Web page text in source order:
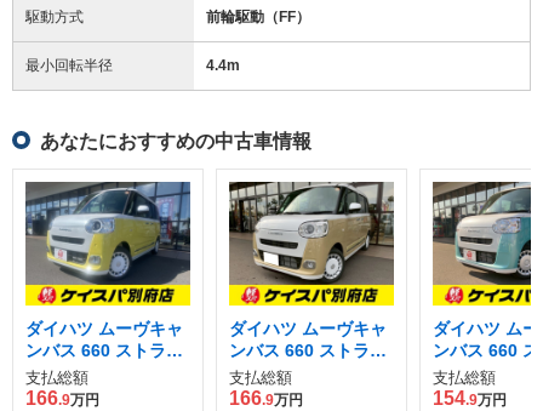
駆動方式 前輪駆動（FF）
最小回転半径 4.4m
あなたにおすすめの中古車情報
ダイハツ ムーヴキャ
ンバス 660 ストライ
プス G
支払総額
166.9万円
ダイハツ ムーヴキャ
ンバス 660 ストライ
プス G
支払総額
166.9万円
ダイハツ ム
ンバス 660
プス X
支払総額
154.9万円